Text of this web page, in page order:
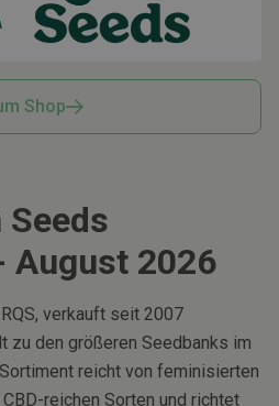
Shop
Seeds
August 2026
verkauft seit 2007
zu den größeren Seedbanks im
reicht von feminisierten
reichen Sorten und richtet